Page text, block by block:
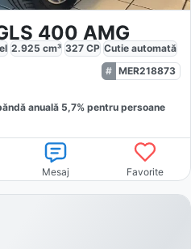
400 AMG
2.925 cm³ 327 CP Cutie automată
MER218873
anuală 5,7% pentru persoane
Mesaj Favorite